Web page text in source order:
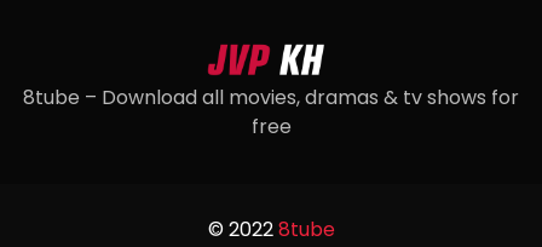
8tube – Download all movies, dramas & tv shows for
free
© 20228tube